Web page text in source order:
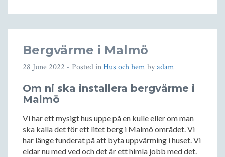
Bergvärme i Malmö
28 June 2022 - Posted inHus och hem byadam
Om ni ska installera bergvärme i
Malmö
Vi har ett mysigt hus uppe på en kulle eller om man
ska kalla det för ett litet berg i Malmö området. Vi
har länge funderat på att byta uppvärming i huset. Vi
eldar nu med ved och det är ett himla jobb med det.